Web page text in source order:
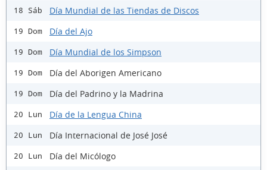
18 Sáb Día Mundial de las Tiendas de Discos
19 Dom Día del Ajo
19 Dom Día Mundial de los Simpson
19 Dom Día del Aborigen Americano
19 Dom Día del Padrino y la Madrina
20 Lun Día de la Lengua China
20 Lun Día Internacional de José José
20 Lun Día del Micólogo